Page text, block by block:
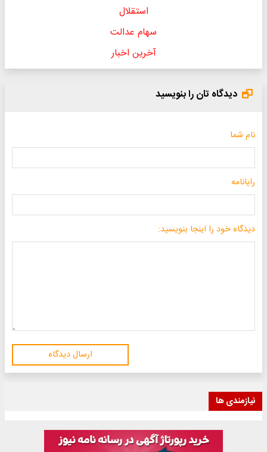
استقلال
سهام عدالت
آخرین اخبار
دیدگاه تان را بنویسید
نام شما
رایانامه
دیدگاه خود را اینجا بنویسید:
ارسال دیدگاه
نیازمندی ها